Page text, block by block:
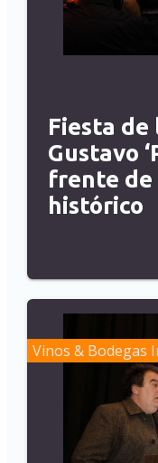
Fiesta de
Gustavo
frente de
histórico
Vinos & Bodegas